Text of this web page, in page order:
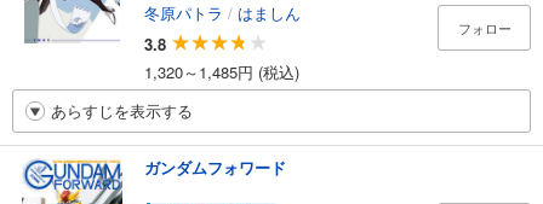
冬原パトラ / はましん
3.8
1,320～1,485円 (税込)
フォロー
あらすじを表示する
ガンダムフォワード